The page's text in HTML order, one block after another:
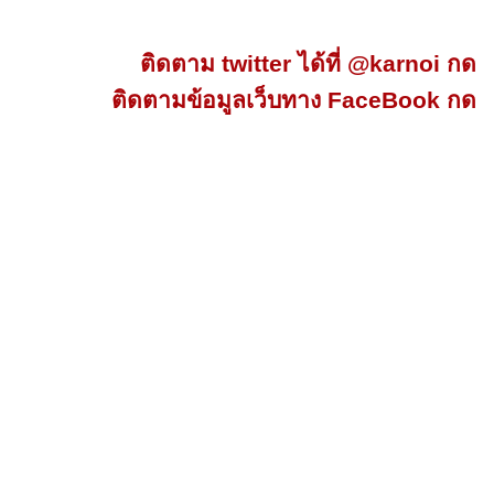
ติดตาม twitter ได้ที่ @karnoi กด
ติดตามข้อมูลเว็บทาง FaceBook กด